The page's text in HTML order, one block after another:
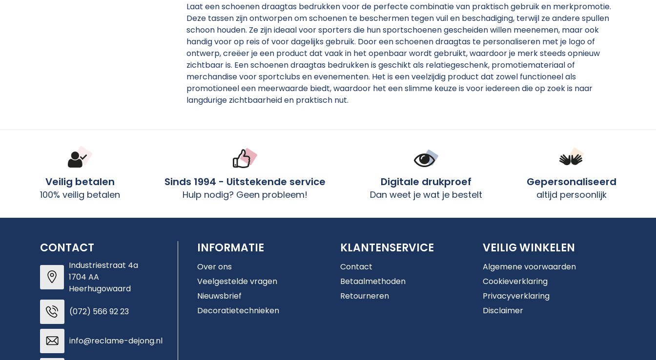
Laat een schoenen draagtas bedrukken voor de perfecte combinatie van praktisch gebruik en merkpromotie.
Deze tassen zijn ontworpen om schoenen te beschermen tegen vuil en beschadiging, terwijl ze andere spullen
schoon houden. Ze zijn ideaal voor sporters die hun sportschoenen gescheiden willen meenemen, maar ook
handig voor op reis of voor dagelijks gebruik. Door een schoenen draagtas te personaliseren met je logo of
ontwerp, creëer je een product dat vaak in het openbaar wordt gebruikt, waardoor je merk steeds opnieuw
zichtbaar is. Een schoenen draagtas bedrukken is geschikt als relatiegeschenk, promotiemateriaal of
merchandise voor sportclubs en evenementen. Het is een veelzijdig product dat zowel functioneel als
promotioneel een meerwaarde biedt, waardoor het een slimme keuze is voor iedereen die op zoek is naar
langdurige zichtbaarheid en praktisch nut.
Veilig betalen
100% veilig betalen
Sinds 1994 - Uitstekende service
Hulp nodig? Geen probleem!
Digitale drukproef
Dan weet je wat je bestelt
Gepersonaliseerd
altijd persoonlijk
CONTACT
Industriestraat 4a
1704 AA
Heerhugowaard
(072) 566 92 23
info@reclame-dejong.nl
INFORMATIE
Over ons
Veelgestelde vragen
Nieuwsbrief
Decoratietechnieken
KLANTENSERVICE
Contact
Betaalmethoden
Retourneren
VEILIG WINKELEN
Algemene voorwaarden
Cookieverklaring
Privacyverklaring
Disclaimer